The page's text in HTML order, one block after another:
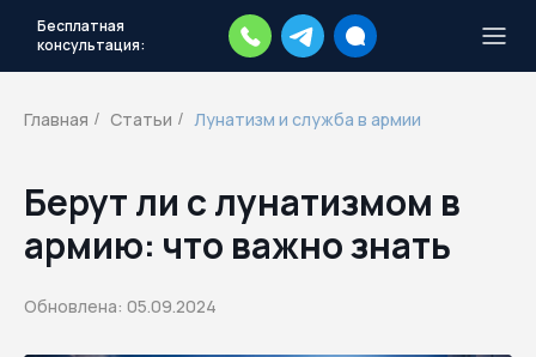
Бесплатная
консультация:
Главная / Статьи / Лунатизм и служба в армии
Берут ли с лунатизмом в
армию: что важно знать
Обновлена: 05.09.2024
каждый день.
Экстренный план
действий